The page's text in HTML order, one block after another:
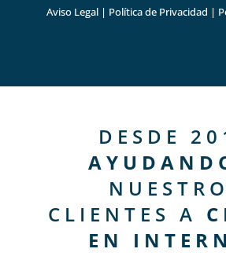
Aviso Legal | Política de Privacidad |
DESDE
CLIENTES A
EN